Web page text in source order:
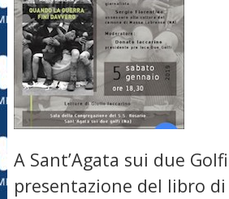
A Sant’Agata sui due Golfi
presentazione del libro